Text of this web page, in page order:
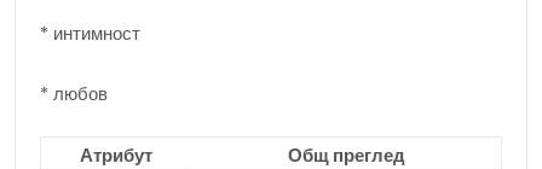
* интимност
* любов
Атрибут Общ преглед